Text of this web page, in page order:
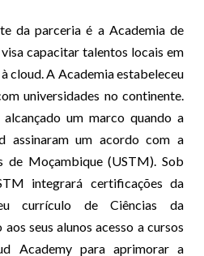
da parceria é a Academia de
capacitar talentos locais em
cloud. A Academia estabeleceu
universidades no continente.
um marco quando a
assinaram um acordo com a
de Moçambique (USTM). Sob
integrará certificações da
currículo de Ciências da
seus alunos acesso a cursos
Academy para aprimorar a